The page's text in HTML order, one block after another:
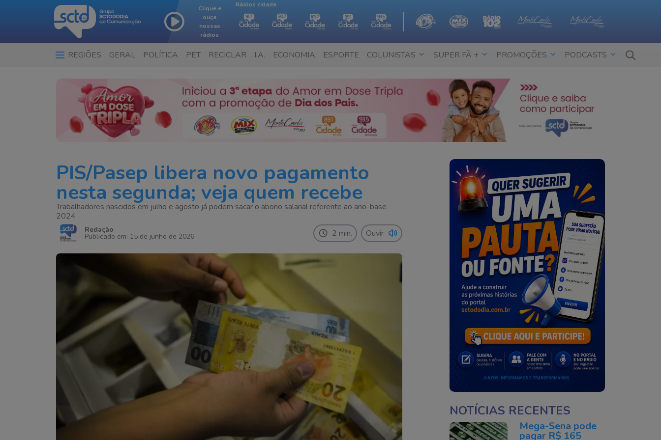
Clique e
ouça
nossas
rádios
Rádios cidade
REGIÕES GERAL POLÍTICA PET RECICLAR I.A. ECONOMIA ESPORTE COLUNISTAS SUPER FÃ + PROMOÇÕES PODCASTS
PIS/Pasep libera novo pagamento
nesta segunda; veja quem recebe
Trabalhadores nascidos em julho e agosto já podem sacar o abono salarial referente ao ano-base
2024
Redação
Publicado em: 15 de junho de 2026 2 min. Ouvir
NOTÍCIAS RECENTES
Mega-Sena pode
pagar R$ 165